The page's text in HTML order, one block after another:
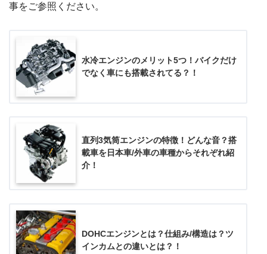
事をご参照ください。
水冷エンジンのメリット5つ！バイクだけ
でなく車にも搭載されてる？！
直列3気筒エンジンの特徴！どんな音？搭
載車を日本車/外車の車種からそれぞれ紹
介！
DOHCエンジンとは？仕組み/構造は？ツ
インカムとの違いとは？！